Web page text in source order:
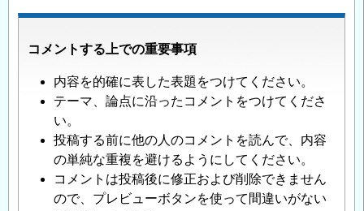
コメントする上での重要事項
内容を的確に表した表題をつけてください。
テーマ、論点に沿ったコメントをつけてくださ
い。
投稿する前に他の人のコメントを読んで、内容
の単純な重複を避けるようにしてください。
コメントは投稿後に修正および削除できません
ので、プレビューボタンを使って間違いがない